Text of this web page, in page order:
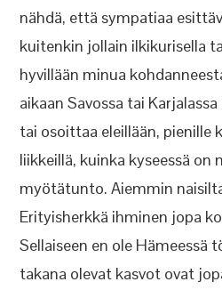
nähdä, että sympatiaa
kuitenkin jollain ilkikurisella
hyvillään minua
aikaan Savossa tai
tai osoittaa eleillään, pienille
liikkeillä, kuinka kyseessä on
myötätunto. Aiemmin
Erityisherkkä ihminen jopa
Sellaiseen en ole Hämeessä
takana olevat kasvot ovat